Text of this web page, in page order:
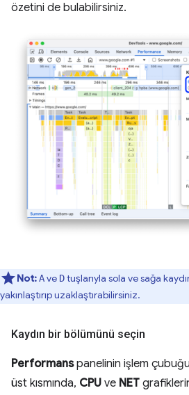
özetini de bulabilirsiniz.
Not:Ave Dtuşlarıyla sola ve sağa
yakınlaştırıp uzaklaştırabilirsiniz.
Kaydın bir bölümünü seçin
Performanspanelinin işlem
üst kısmında, CPU ve NET